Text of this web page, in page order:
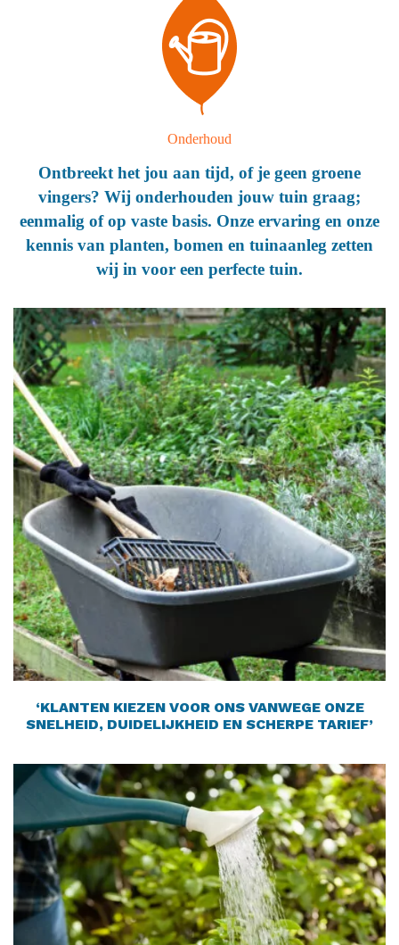
Onderhoud
Ontbreekt het jou aan tijd, of je geen groene
vingers? Wij onderhouden jouw tuin graag;
eenmalig of op vaste basis. Onze ervaring en onze
kennis van planten, bomen en tuinaanleg zetten
wij in voor een perfecte tuin.
‘KLANTEN KIEZEN VOOR ONS VANWEGE ONZE
SNELHEID, DUIDELIJKHEID EN SCHERPE TARIEF’